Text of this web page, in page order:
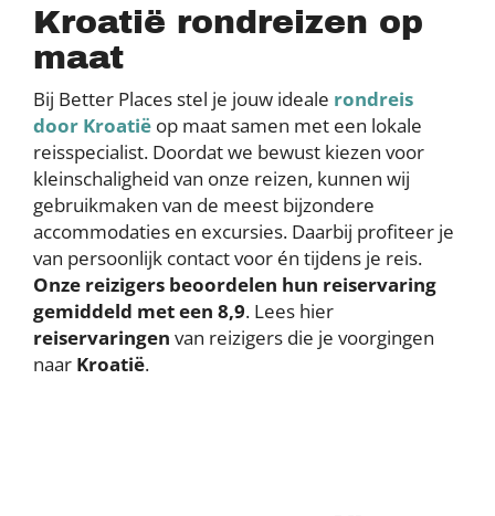
Kroatië rondreizen op
maat
Bij Better Places stel je jouw ideale rondreis
door Kroatië op maat samen met een lokale
reisspecialist. Doordat we bewust kiezen voor
kleinschaligheid van onze reizen, kunnen wij
gebruikmaken van de meest bijzondere
accommodaties en excursies. Daarbij profiteer je
van persoonlijk contact voor én tijdens je reis.
Onze reizigers beoordelen hun reiservaring
gemiddeld met een 8,9. Lees hier
reiservaringen van reizigers die je voorgingen
naar Kroatië.